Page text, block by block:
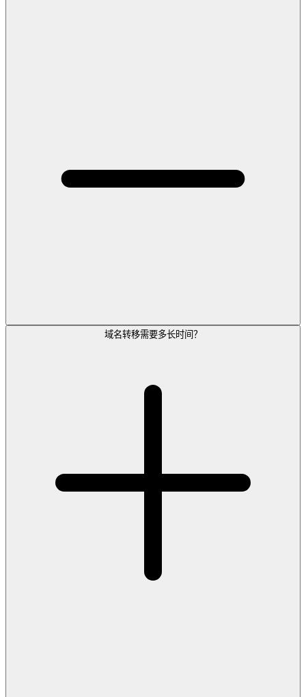
域名转移需要多长时间？